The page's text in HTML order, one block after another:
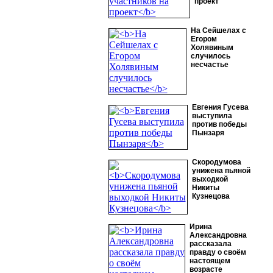
На Сейшелах с
Егором
Холявиным
случилось
несчастье
Евгения Гусева
выступила
против победы
Пынзаря
Скородумова
унижена пьяной
выходкой
Никиты
Кузнецова
Ирина
Александровна
рассказала
правду о своём
настоящем
возрасте